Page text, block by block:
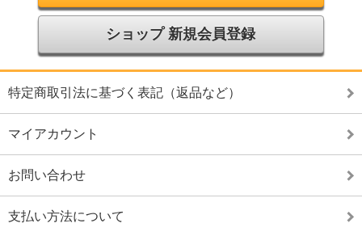
ショップ 新規会員登録
特定商取引法に基づく表記（返品など）
マイアカウント
お問い合わせ
支払い方法について